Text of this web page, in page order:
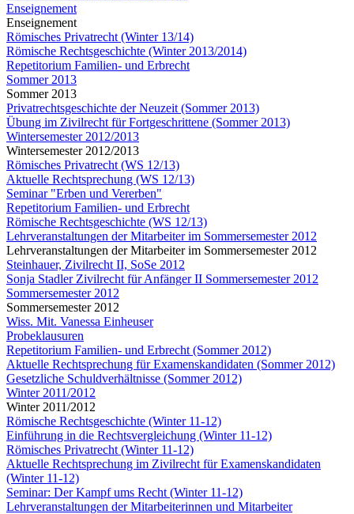
Enseignement
Enseignement
Römisches Privatrecht (Winter 13/14)
Römische Rechtsgeschichte (Winter 2013/2014)
Repetitorium Familien- und Erbrecht
Sommer 2013
Sommer 2013
Privatrechtsgeschichte der Neuzeit (Sommer 2013)
Übung im Zivilrecht für Fortgeschrittene (Sommer 2013)
Wintersemester 2012/2013
Wintersemester 2012/2013
Römisches Privatrecht (WS 12/13)
Aktuelle Rechtsprechung (WS 12/13)
Seminar "Erben und Vererben"
Repetitorium Familien- und Erbrecht
Römische Rechtsgeschichte (WS 12/13)
Lehrveranstaltungen der Mitarbeiter im Sommersemester 2012
Lehrveranstaltungen der Mitarbeiter im Sommersemester 2012
Steinhauer, Zivilrecht II, SoSe 2012
Sonja Stadler Zivilrecht für Anfänger II Sommersemester 2012
Sommersemester 2012
Sommersemester 2012
Wiss. Mit. Vanessa Einheuser
Probeklausuren
Repetitorium Familien- und Erbrecht (Sommer 2012)
Aktuelle Rechtsprechung für Examenskandidaten (Sommer 2012)
Gesetzliche Schuldverhältnisse (Sommer 2012)
Winter 2011/2012
Winter 2011/2012
Römische Rechtsgeschichte (Winter 11-12)
Einführung in die Rechtsvergleichung (Winter 11-12)
Römisches Privatrecht (Winter 11-12)
Aktuelle Rechtsprechung im Zivilrecht für Examenskandidaten
(Winter 11-12)
Seminar: Der Kampf ums Recht (Winter 11-12)
Lehrveranstaltungen der Mitarbeiterinnen und Mitarbeiter